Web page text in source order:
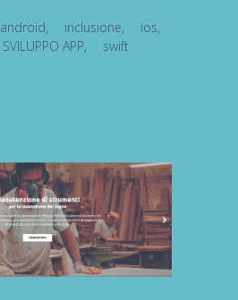
android, inclusione, ios,
SVILUPPO APP, swift